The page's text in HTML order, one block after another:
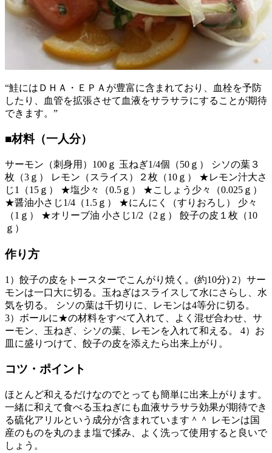
“鮭にはＤＨＡ・ＥＰＡが豊富に含まれており、血栓を予防
したり、血管を拡張させて血液をサラサラにすることが期待
できます。”
■材料（一人分）
サーモン（刺身用）100ｇ 玉ねぎ1/4個（50ｇ） シソの葉３
枚（3ｇ） レモン（スライス）２枚（10ｇ） ★レモン汁大さ
じ1（15ｇ） ★塩少々（0.5ｇ） ★こしょう少々（0.025ｇ）
★醤油小さじ1/4（1.5ｇ） ★にんにく（すりおろし） 少々
（1ｇ） ★オリーブ油 小さじ1/2（2ｇ） 餃子の皮１枚（10
ｇ）
作り方
1）餃子の皮をトースターでこんがり焼く。(約10分) 2）サー
モンは一口大に切る。玉ねぎはスライスして水にさらし、水
気を切る。 シソの葉は千切りに、レモンは4等分に切る。
3）ボールに★の材料をすべて入れて、よく混ぜ合わせ、サ
ーモン、玉ねぎ、シソの葉、レモンを入れて和える。 4）お
皿に盛りつけて、餃子の皮を添えたら出来上がり。
コツ・ポイント
ほとんど和えるだけなのでとっても簡単に出来上がります。
一緒に和えて食べる玉ねぎにも血液サラサラ効果が期待でき
る硫化アリルという成分が含まれています＾＾ レモンは国
産のものを丸のまま塩で揉み、よく洗って使用すると良いで
しょう。